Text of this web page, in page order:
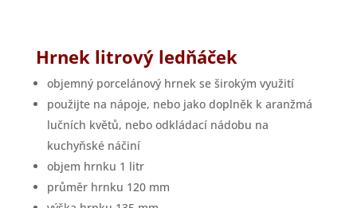
Hrnek litrový ledňáček
objemný porcelánový hrnek se širokým využití
použijte na nápoje, nebo jako doplněk k aranžmá
lučních květů, nebo odkládací nádobu na
kuchyňské náčiní
objem hrnku 1 litr
průměr hrnku 120 mm